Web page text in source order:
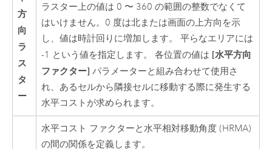
方
向
ラ
ス
タ
ー
ラスター上の値は 0 〜 360 の範囲の整数でなくて
はいけません。0 度は北または画面の上方向を示
し、値は時計回りに増加します。 平らなエリアには
-1 という値を指定します。 各位置の値は [水平方向
ファクター] パラメーターと組み合わせて使用さ
れ、あるセルから隣接セルに移動する際に発生する
水平コストが求められます。
水平コスト ファクターと水平相対移動角度 (HRMA)
の間の関係を定義します。